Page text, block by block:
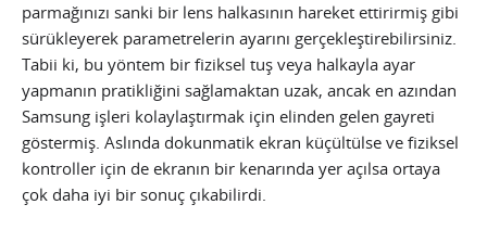
parmağınızı sanki bir lens halkasının hareket ettirirmiş gibi
sürükleyerek parametrelerin ayarını gerçekleştirebilirsiniz.
Tabii ki, bu yöntem bir fiziksel tuş veya halkayla ayar
yapmanın pratikliğini sağlamaktan uzak, ancak en azından
Samsung işleri kolaylaştırmak için elinden gelen gayreti
göstermiş. Aslında dokunmatik ekran küçültülse ve fiziksel
kontroller için de ekranın bir kenarında yer açılsa ortaya
çok daha iyi bir sonuç çıkabilirdi.